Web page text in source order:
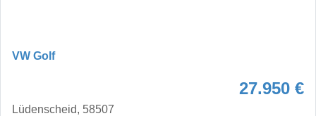
VW Golf
27.950 €
Lüdenscheid, 58507